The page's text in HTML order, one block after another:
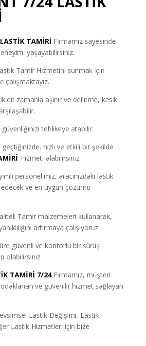
TAMİRİ Firmamız sayesinde
yaşayabilirsiniz.
Tamir Hizmetini sunmak için
çalışmaktayız.
zamanla aşınır ve delinme, kesik
tehlikeye atabilir.
hızlı ve etkili bir şekilde
Hizmeti alabilirsiniz.
personelimiz, aracınızdaki lastik
ve en uygun çözümü
Tamir malzemeleri kullanarak,
artırmaya çalışıyoruz.
güvenli ve konforlu bir sürüş
olabilirsiniz.
TAMİRİ 7/24Firmamız, müşteri
ve güvenilir hizmet sağlayan
Lastik Değişimi, Lastik
Lastik Hizmetleri için bize